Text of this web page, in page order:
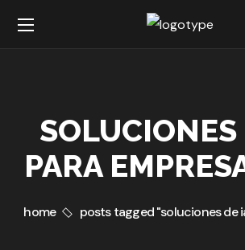
SOLUCIONES
PARA
home posts tagged "soluciones de